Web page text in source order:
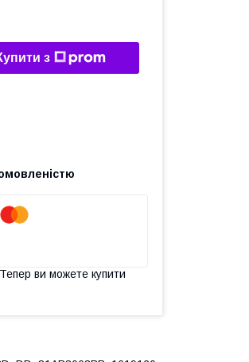
з
Тепер ви можете купити